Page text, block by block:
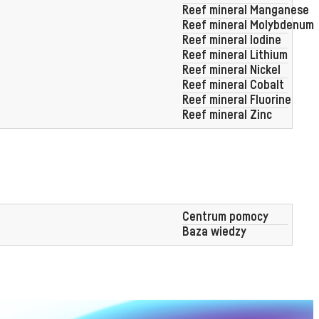
Reef mineral Manganese
Reef mineral Molybdenum
Reef mineral Iodine
Reef mineral Lithium
Reef mineral Nickel
Reef mineral Cobalt
Reef mineral Fluorine
Reef mineral Zinc
Centrum pomocy
Baza wiedzy